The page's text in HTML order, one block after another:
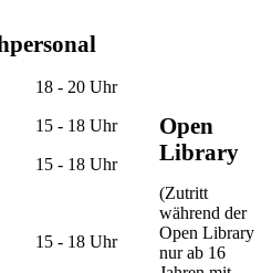
18 - 20 Uhr
15 - 18 Uhr
15 - 18 Uhr
15 - 18 Uhr
Open
Library
(Zutritt
während der
Open Library
nur ab 16